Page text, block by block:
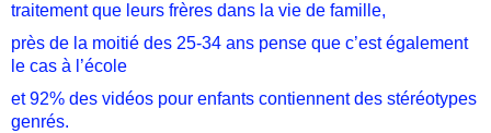
traitement que leurs frères dans la vie de famille,
près de la moitié des 25-34 ans pense que c’est également
le cas à l’école
et 92% des vidéos pour enfants contiennent des stéréotypes
genrés.